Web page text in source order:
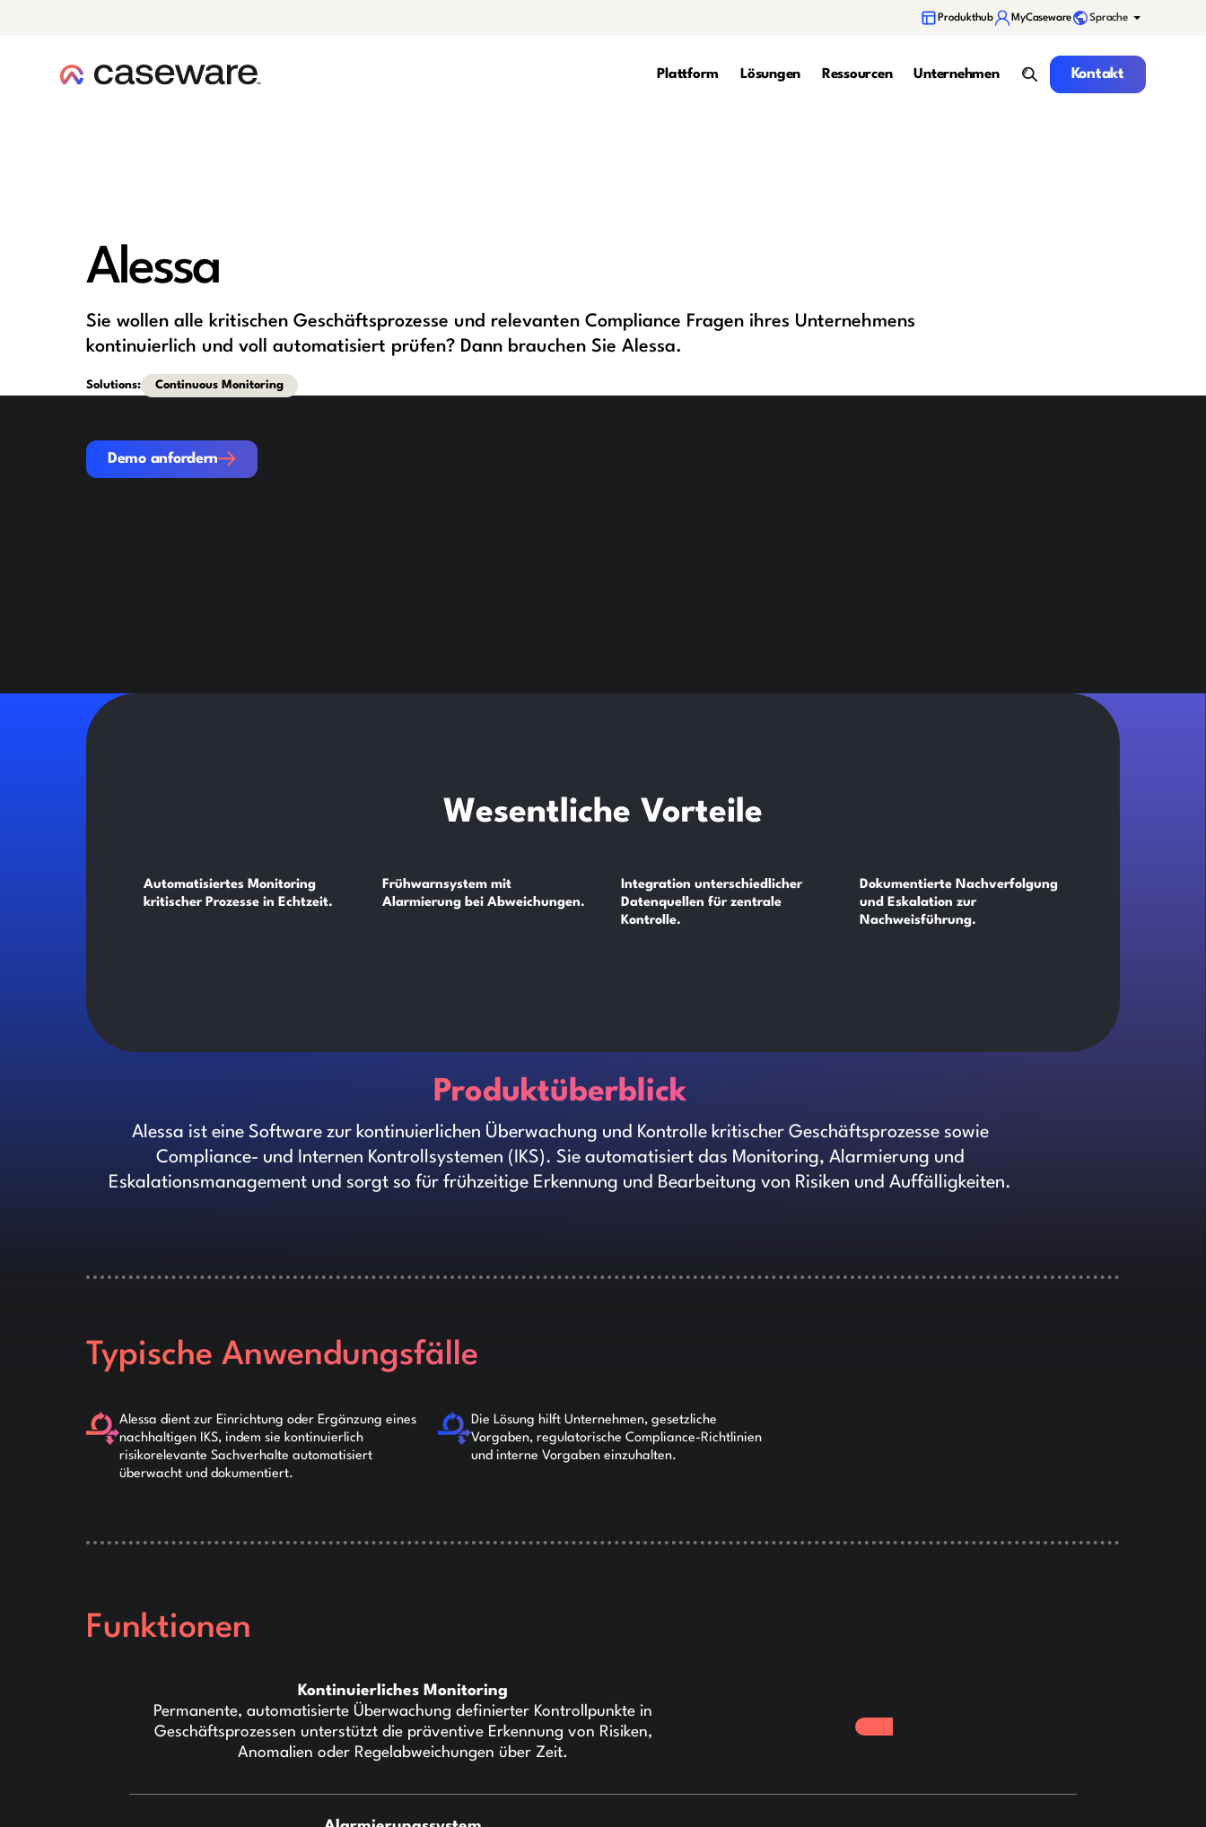
Produkthub MyCaseware Sprache
Plattform Lösungen Ressourcen Unternehmen
Suche
Kontakt
Kontakt
Alessa
Sie wollen alle kritischen Geschäftsprozesse und relevanten Compliance Fragen ihres Unternehmens
kontinuierlich und voll automatisiert prüfen? Dann brauchen Sie Alessa.
Solutions: Continuous Monitoring
Demo anfordern
Demo anfordern
Wesentliche Vorteile
Automatisiertes Monitoring
kritischer Prozesse in Echtzeit.
Frühwarnsystem mit
Alarmierung bei Abweichungen.
Integration unterschiedlicher
Datenquellen für zentrale
Kontrolle.
Dokumentierte Nachverfolgung
und Eskalation zur
Nachweisführung.
Produktüberblick
Alessa ist eine Software zur kontinuierlichen Überwachung und Kontrolle kritischer Geschäftsprozesse sowie
Compliance- und Internen Kontrollsystemen (IKS). Sie automatisiert das Monitoring, Alarmierung und
Eskalationsmanagement und sorgt so für frühzeitige Erkennung und Bearbeitung von Risiken und Auffälligkeiten.
Typische Anwendungsfälle
Alessa dient zur Einrichtung oder Ergänzung eines
nachhaltigen IKS, indem sie kontinuierlich
risikorelevante Sachverhalte automatisiert
überwacht und dokumentiert.
Die Lösung hilft Unternehmen, gesetzliche
Vorgaben, regulatorische Compliance-Richtlinien
und interne Vorgaben einzuhalten.
Funktionen
Kontinuierliches Monitoring
Permanente, automatisierte Überwachung definierter Kontrollpunkte in
Geschäftsprozessen unterstützt die präventive Erkennung von Risiken,
Anomalien oder Regelabweichungen über Zeit.